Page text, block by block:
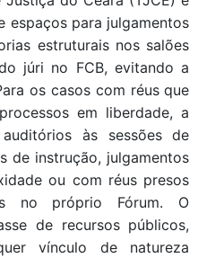
espaços para julgamentos
estruturais nos salões
júri no FCB, evitando a
os casos com réus que
em liberdade, a
às sessões de
de instrução, julgamentos
ou com réus presos
no próprio Fórum. O
de recursos públicos,
vínculo de natureza